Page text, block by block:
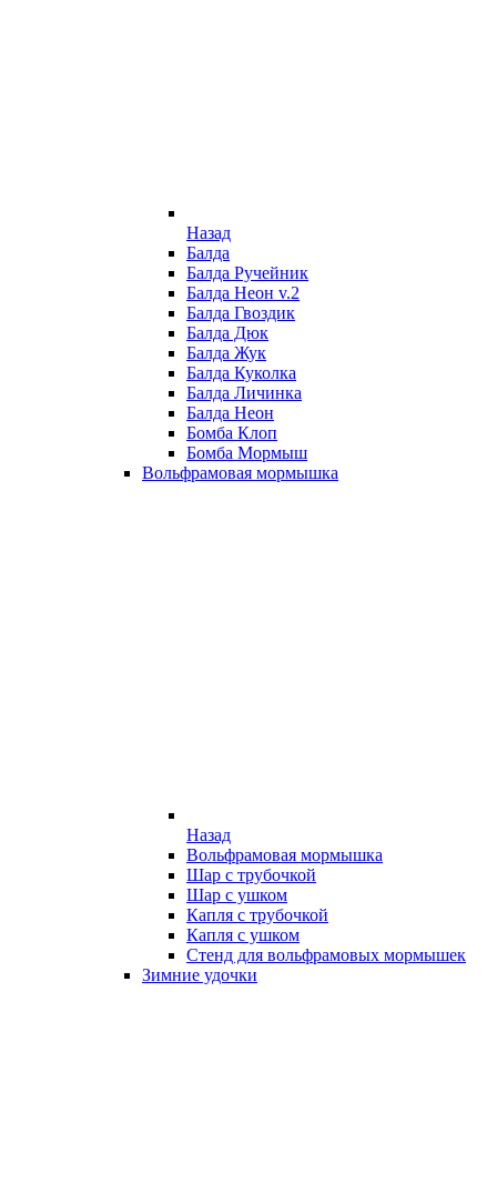
Назад
Балда
Балда Ручейник
Балда Неон v.2
Балда Гвоздик
Балда Дюк
Балда Жук
Балда Куколка
Балда Личинка
Балда Неон
Бомба Клоп
Бомба Мормыш
Вольфрамовая мормышка
Назад
Вольфрамовая мормышка
Шар с трубочкой
Шар с ушком
Капля с трубочкой
Капля с ушком
Стенд для вольфрамовых мормышек
Зимние удочки